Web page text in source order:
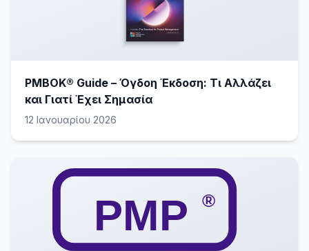
PMBOK® Guide – Όγδοη Έκδοση: Τι Αλλάζει
και Γιατί Έχει Σημασία
12 Ιανουαρίου 2026